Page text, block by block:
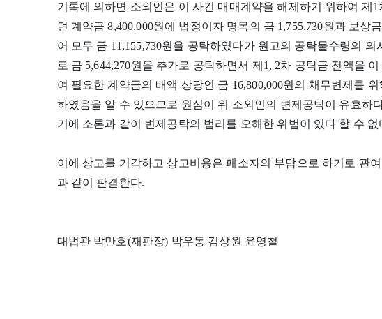
기록에 의하면 소외인은 이 사건 매매계약을 해제하기 위하여 제
던 계약금 8,400,000원에 법정이자 명목의 금 1,755,730원과 보상
어 모두 금 11,155,730원을 공탁하였다가 원고의 공탁물수령의
로 금 5,644,270원을 추가로 공탁하면서 제1, 2차 공탁금 전액을
여 필요한 계약금의 배액 상당인 금 16,800,000원의 채무변제를
하였음을 알 수 있으므로 원심이 위 소외인의 변제공탁이 유효하
기에 소론과 같이 변제공탁의 법리를 오해한 위법이 있다 할 수
이에 상고를 기각하고 상고비용은 패소자의 부담으로 하기로 관
과 같이 판결한다.
대법관 박만호(재판장) 박우동 김상원 윤영철